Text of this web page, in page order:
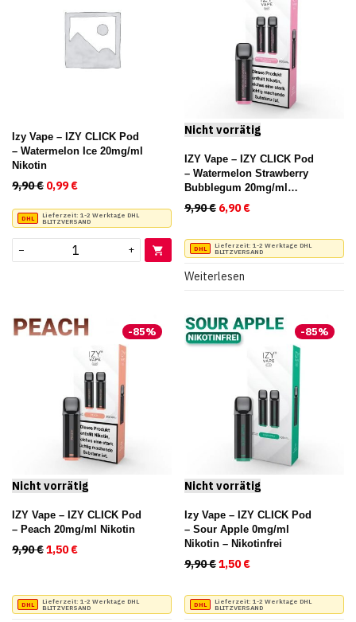
Izy Vape – IZY CLICK Pod
– Watermelon Ice 20mg/ml
Nikotin
9,90€ Ursprünglicher Preis war: 9,90 €
0,99€ Aktueller Preis ist: 0,99 €.
Lieferzeit: 1-2 Werktage DHL
BLITZVERSAND
− +
IZY Vape – IZY CLICK Pod
– Watermelon Strawberry
Bubblegum 20mg/ml
Nikotin
9,90€ Ursprünglicher Preis
6,90€
Lieferzeit: 1-2 Werktage DHL
BLITZVERSAND
Weiterlesen
-85%
IZY Vape – IZY CLICK Pod
– Peach 20mg/ml Nikotin
9,90€Ursprünglicher Preis war: 9,90 €
1,50€ Aktueller Preis ist: 1,50 €.
Lieferzeit: 1-2 Werktage DHL
BLITZVERSAND
-85%
Izy Vape – IZY CLICK Pod
– Sour Apple 0mg/ml
Nikotin – Nikotinfrei
9,90€Ursprünglicher Preis
1,50€
Lieferzeit: 1-2 Werktage DHL
BLITZVERSAND